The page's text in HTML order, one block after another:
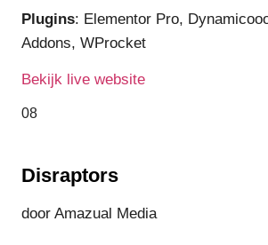
Plugins: Elementor Pro,
Addons, WProcket
Bekijk live website
08
Disraptors
door Amazual Media